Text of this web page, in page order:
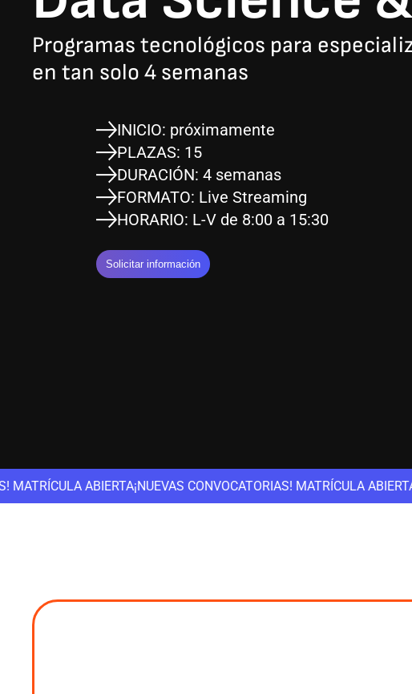
Programas tecnológicos para
en tan solo 4 semanas
INICIO: próximamente
PLAZAS: 15
DURACIÓN: 4 semanas
FORMATO: Live Streaming
HORARIO: L-V de 8:00 a 15:30
Solicitar información
¡NUEVAS CONVOCATORIAS! MATRÍCULA ABIERTA¡NUEVAS